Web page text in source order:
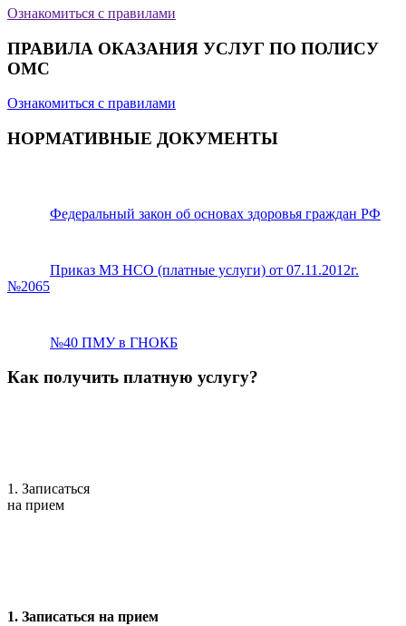
Ознакомиться с правилами
ПРАВИЛА ОКАЗАНИЯ УСЛУГ ПО ПОЛИСУ
ОМС
Ознакомиться с правилами
НОРМАТИВНЫЕ ДОКУМЕНТЫ
Федеральный закон об основах здоровья граждан РФ
Приказ МЗ НСО (платные услуги) от 07.11.2012г.
№2065
№40 ПМУ в ГНОКБ
Как получить платную услугу?
1. Записаться
на прием
1. Записаться на прием